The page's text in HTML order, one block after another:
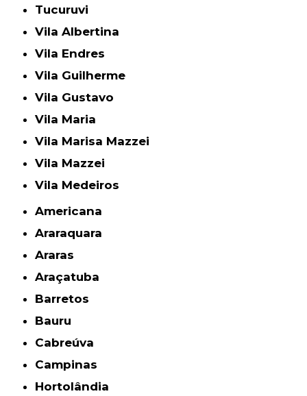
Tucuruvi
Vila Albertina
Vila Endres
Vila Guilherme
Vila Gustavo
Vila Maria
Vila Marisa Mazzei
Vila Mazzei
Vila Medeiros
Americana
Araraquara
Araras
Araçatuba
Barretos
Bauru
Cabreúva
Campinas
Hortolândia